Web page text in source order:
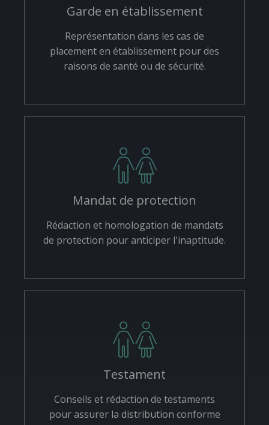
Garde en établissement
Représentation dans les cas de
placement en établissement pour des
raisons de santé ou de sécurité.
Mandat de protection
Rédaction et homologation de mandats
de protection pour anticiper l'inaptitude.
Testament
Conseils et rédaction de testaments
pour assurer la distribution conforme